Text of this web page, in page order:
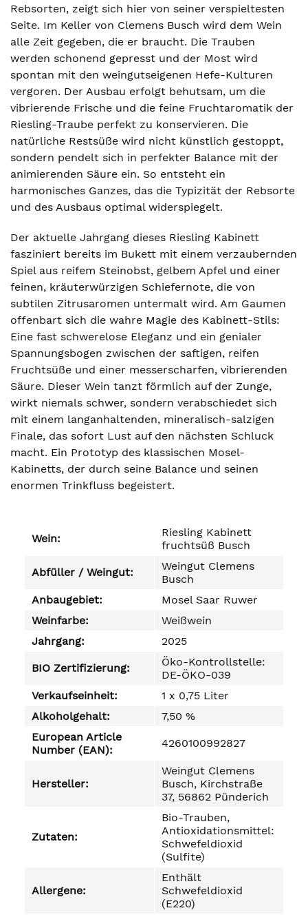
Rebsorten, zeigt sich hier von seiner verspieltesten
Seite. Im Keller von Clemens Busch wird dem Wein
alle Zeit gegeben, die er braucht. Die Trauben
werden schonend gepresst und der Most wird
spontan mit den weingutseigenen Hefe-Kulturen
vergoren. Der Ausbau erfolgt behutsam, um die
vibrierende Frische und die feine Fruchtaromatik der
Riesling-Traube perfekt zu konservieren. Die
natürliche Restsüße wird nicht künstlich gestoppt,
sondern pendelt sich in perfekter Balance mit der
animierenden Säure ein. So entsteht ein
harmonisches Ganzes, das die Typizität der Rebsorte
und des Ausbaus optimal widerspiegelt.
Der aktuelle Jahrgang dieses Riesling Kabinett
fasziniert bereits im Bukett mit einem verzaubernden
Spiel aus reifem Steinobst, gelbem Apfel und einer
feinen, kräuterwürzigen Schiefernote, die von
subtilen Zitrusaromen untermalt wird. Am Gaumen
offenbart sich die wahre Magie des Kabinett-Stils:
Eine fast schwerelose Eleganz und ein genialer
Spannungsbogen zwischen der saftigen, reifen
Fruchtsüße und einer messerscharfen, vibrierenden
Säure. Dieser Wein tanzt förmlich auf der Zunge,
wirkt niemals schwer, sondern verabschiedet sich
mit einem langanhaltenden, mineralisch-salzigen
Finale, das sofort Lust auf den nächsten Schluck
macht. Ein Prototyp des klassischen Mosel-
Kabinetts, der durch seine Balance und seinen
enormen Trinkfluss begeistert.
Wein:
Riesling Kabinett
fruchtsüß Busch
Abfüller / Weingut:
Weingut Clemens
Busch
Anbaugebiet:
Mosel Saar Ruwer
Weinfarbe:
Weißwein
Jahrgang:
2025
BIO Zertifizierung:
Öko-Kontrollstelle:
DE-ÖKO-039
Verkaufseinheit:
1 x 0,75 Liter
Alkoholgehalt:
7,50 %
European Article
Number (EAN):
4260100992827
Hersteller:
Weingut Clemens
Busch, Kirchstraße
37, 56862 Pünderich
Zutaten:
Bio-Trauben,
Antioxidationsmittel:
Schwefeldioxid
(Sulfite)
Allergene:
Enthält
Schwefeldioxid
(E220)